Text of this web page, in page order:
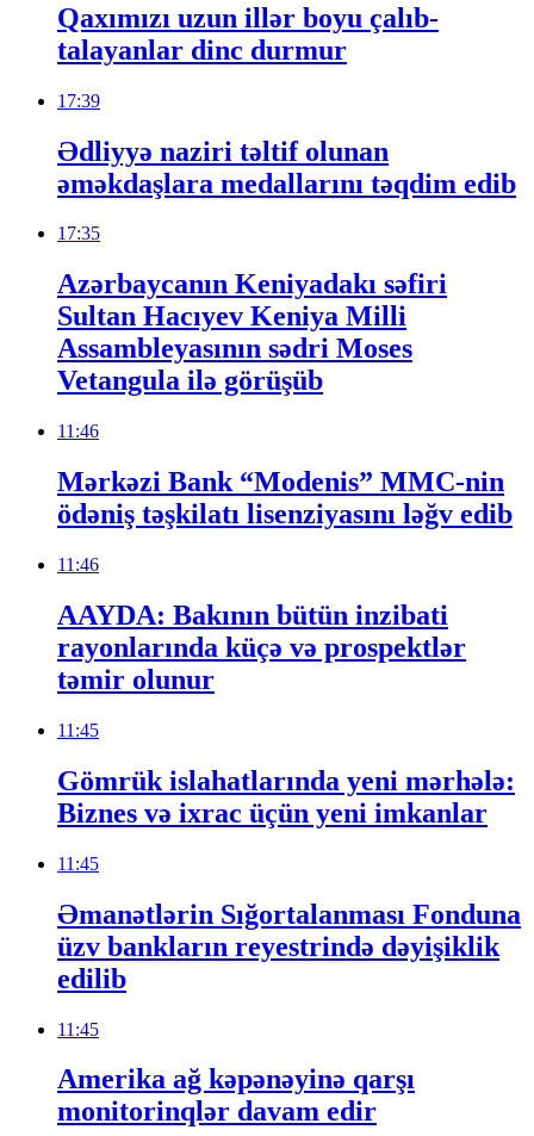
Qaxımızı uzun illər boyu çalıb-
talayanlar dinc durmur
17:39
Ədliyyə naziri təltif olunan
əməkdaşlara medallarını təqdim edib
17:35
Azərbaycanın Keniyadakı səfiri
Sultan Hacıyev Keniya Milli
Assambleyasının sədri Moses
Vetangula ilə görüşüb
11:46
Mərkəzi Bank “Modenis” MMC-nin
ödəniş təşkilatı lisenziyasını ləğv edib
11:46
AAYDA: Bakının bütün inzibati
rayonlarında küçə və prospektlər
təmir olunur
11:45
Gömrük islahatlarında yeni mərhələ:
Biznes və ixrac üçün yeni imkanlar
11:45
Əmanətlərin Sığortalanması Fonduna
üzv bankların reyestrində dəyişiklik
edilib
11:45
Amerika ağ kəpənəyinə qarşı
monitorinqlər davam edir